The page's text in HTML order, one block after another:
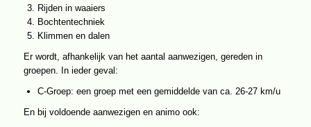
Rijden in waaiers
Bochtentechniek
Klimmen en dalen
Er wordt, afhankelijk van het aantal aanwezigen, gereden in
groepen. In ieder geval:
C-Groep: een groep met een gemiddelde van ca. 26-27 km/u
En bij voldoende aanwezigen en animo ook: